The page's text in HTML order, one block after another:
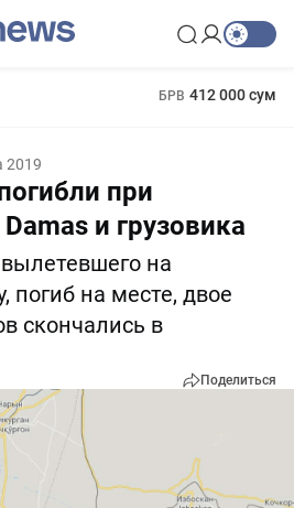
БРВ 412 000 сум
2019
при
и грузовика
на
погиб на месте, двое
скончались в
Поделиться